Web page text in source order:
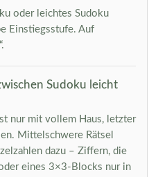
oder leichtes Sudoku
Einstiegsstufe. Auf
Sudoku leicht
nur mit vollem Haus, letzter
Mittelschwere Rätsel
dazu – Ziffern, die
eines 3×3-Blocks nur in